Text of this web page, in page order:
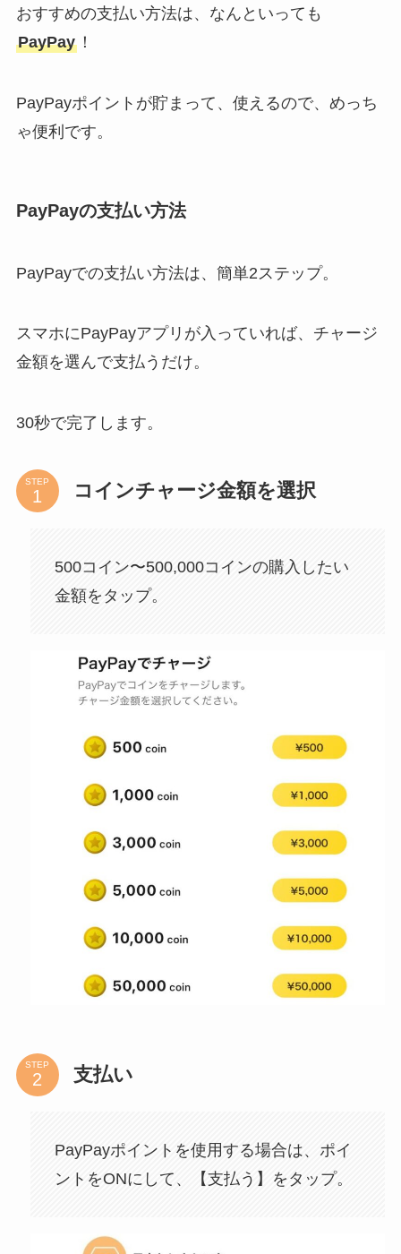
おすすめの支払い方法は、なんといっても
PayPay！
PayPayポイントが貯まって、使えるので、めっち
ゃ便利です。
PayPayの支払い方法
PayPayでの支払い方法は、簡単2ステップ。
スマホにPayPayアプリが入っていれば、チャージ
金額を選んで支払うだけ。
30秒で完了します。
STEP コインチャージ金額を選択
500コイン〜500,000コインの購入したい
金額をタップ。
STEP 支払い
PayPayポイントを使用する場合は、ポイ
ントをONにして、【支払う】をタップ。